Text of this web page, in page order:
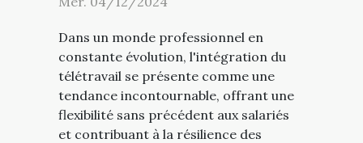
Dans un monde professionnel en
constante évolution, l'intégration du
télétravail se présente comme une
tendance incontournable, offrant une
flexibilité sans précédent aux salariés
et contribuant à la résilience des